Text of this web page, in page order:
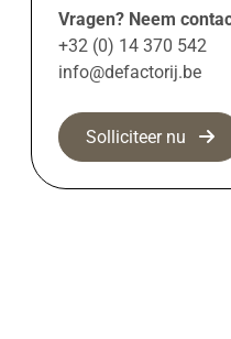
Vragen? Neem
+32 (0) 14 370 542
info@defactorij.be
Solliciteer nu